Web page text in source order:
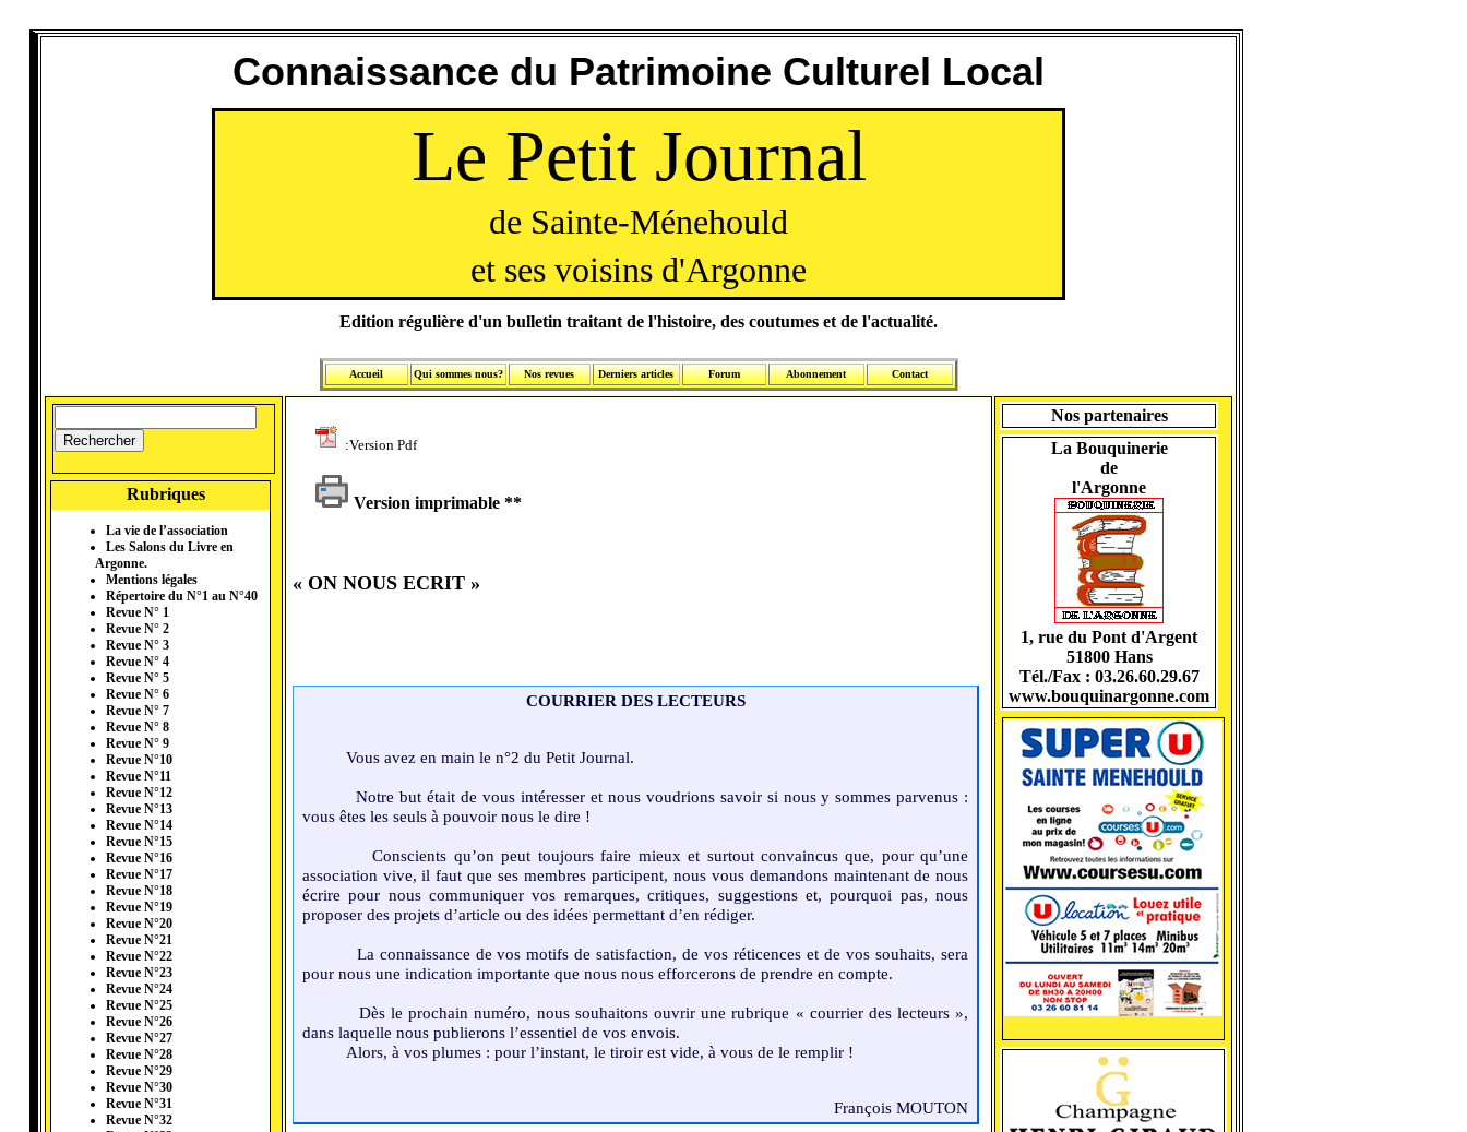
Connaissance du Patrimoine Culturel Local
Le Petit Journal
de Sainte-Ménehould
et ses voisins d'Argonne
Edition régulière d'un bulletin traitant de l'histoire, des coutumes et de l'actualité.
Accueil Qui sommes nous? Nos revues Derniers articles Forum Abonnement Contact
Rubriques
La vie de l’association
Les Salons du Livre en
Argonne.
Mentions légales
Répertoire du N°1 au N°40
Revue N° 1
Revue N° 2
Revue N° 3
Revue N° 4
Revue N° 5
Revue N° 6
Revue N° 7
Revue N° 8
Revue N° 9
Revue N°10
Revue N°11
Revue N°12
Revue N°13
Revue N°14
Revue N°15
Revue N°16
Revue N°17
Revue N°18
Revue N°19
Revue N°20
Revue N°21
Revue N°22
Revue N°23
Revue N°24
Revue N°25
Revue N°26
Revue N°27
Revue N°28
Revue N°29
Revue N°30
Revue N°31
Revue N°32
:Version Pdf
Version imprimable **
« ON NOUS ECRIT »
COURRIER DES LECTEURS
Vous avez en main le n°2 du Petit Journal.
Notre but était de vous intéresser et nous voudrions savoir si nous y sommes parvenus :
vous êtes les seuls à pouvoir nous le dire !
Conscients qu’on peut toujours faire mieux et surtout convaincus que, pour qu’une
association vive, il faut que ses membres participent, nous vous demandons maintenant de nous
écrire pour nous communiquer vos remarques, critiques, suggestions et, pourquoi pas, nous
proposer des projets d’article ou des idées permettant d’en rédiger.
La connaissance de vos motifs de satisfaction, de vos réticences et de vos souhaits, sera
pour nous une indication importante que nous nous efforcerons de prendre en compte.
Dès le prochain numéro, nous souhaitons ouvrir une rubrique « courrier des lecteurs »,
dans laquelle nous publierons l’essentiel de vos envois.
Alors, à vos plumes : pour l’instant, le tiroir est vide, à vous de le remplir !
François MOUTON
Nos partenaires
La Bouquinerie
de
l'Argonne
1, rue du Pont d'Argent
51800 Hans
Tél./Fax : 03.26.60.29.67
www.bouquinargonne.com